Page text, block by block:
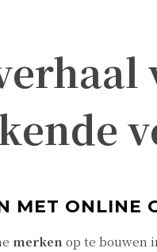
MET ONLINE
merken op te bouwen